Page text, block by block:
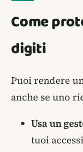
Come
digiti
Puoi rendere
anche se uno
Usa un
tuoi